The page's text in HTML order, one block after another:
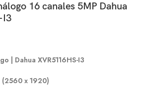
16 canales 5MP Dahua
I3
| Dahua XVR5116HS-I3
(2560 x 1920)